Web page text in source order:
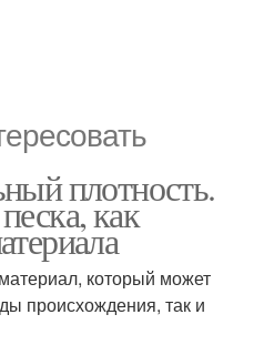
плотность.
как
который может
происхождения, так и